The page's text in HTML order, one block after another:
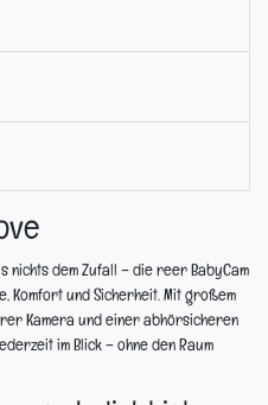
nichts dem Zufall – die reer BabyCam
Komfort und Sicherheit. Mit großem
Kamera und einer abhörsicheren
im Blick – ohne den Raum